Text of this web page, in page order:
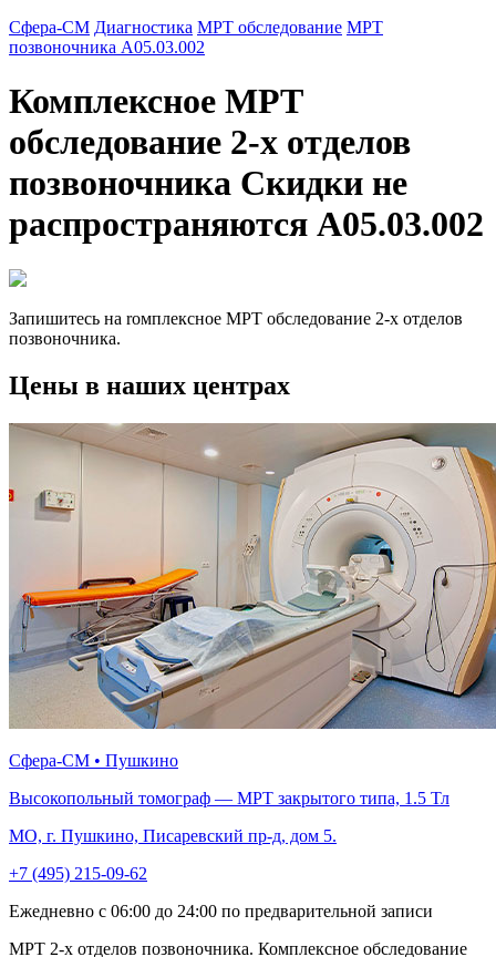
Сфера-СМ Диагностика МРТ обследование МРТ
позвоночника A05.03.002
Комплексное МРТ
обследование 2-х отделов
позвоночника Скидки не
распространяются A05.03.002
Запишитесь на rомплексное МРТ обследование 2-х отделов
позвоночника.
Цены в наших центрах
Сфера-СМ • Пушкино
Высокопольный томограф — МРТ закрытого типа, 1.5 Тл
МО, г. Пушкино, Писаревский пр-д, дом 5.
+7 (495) 215-09-62
Ежедневно с 06:00 до 24:00 по предварительной записи
МРТ 2-х отделов позвоночника. Комплексное обследование